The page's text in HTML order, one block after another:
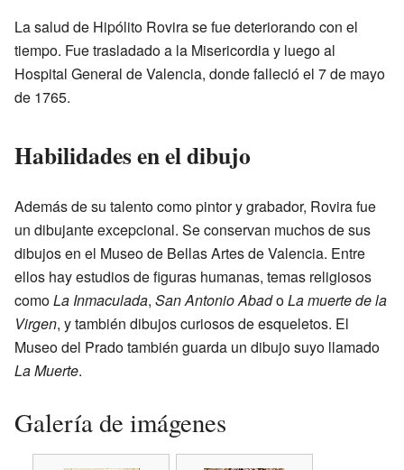
La salud de Hipólito Rovira se fue deteriorando con el
tiempo. Fue trasladado a la Misericordia y luego al
Hospital General de Valencia, donde falleció el 7 de mayo
de 1765.
Habilidades en el dibujo
Además de su talento como pintor y grabador, Rovira fue
un dibujante excepcional. Se conservan muchos de sus
dibujos en el Museo de Bellas Artes de Valencia. Entre
ellos hay estudios de figuras humanas, temas religiosos
comoLa Inmaculada, San Antonio AbadoLa muerte de la
Virgen, y también dibujos curiosos de esqueletos. El
Museo del Prado también guarda un dibujo suyo llamado
La Muerte.
Galería de imágenes